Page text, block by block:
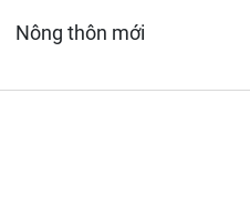
Nông thôn mới